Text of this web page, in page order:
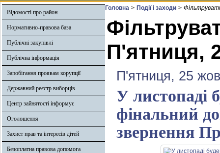
Відомості про район
Нормативно-правова база
Публічні закупівлі
Публічна інформація
Запобігання проявам корупції
Державний реєстр виборців
Центр зайнятості інформує
Оголошення
Захист прав та інтересів дітей
Безоплатна правова допомога
Головна > Події і заходи >
П'ятниця,
П'ятниця, 25
У листопаді
фінальний
звернення